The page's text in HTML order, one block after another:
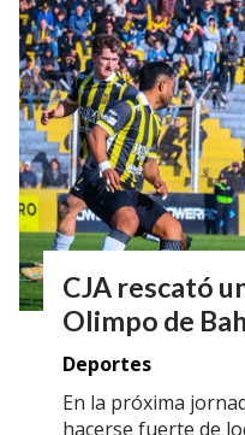
CJA rescató
Olimpo de
Deportes
En la próxima
hacerse fuerte de